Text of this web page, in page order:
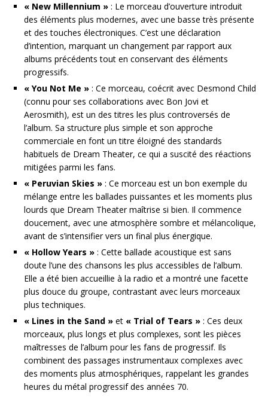
« New Millennium » : Le morceau d’ouverture introduit
des éléments plus modernes, avec une basse très présente
et des touches électroniques. C’est une déclaration
d’intention, marquant un changement par rapport aux
albums précédents tout en conservant des éléments
progressifs.
« You Not Me » : Ce morceau, coécrit avec Desmond Child
(connu pour ses collaborations avec Bon Jovi et
Aerosmith), est un des titres les plus controversés de
l’album. Sa structure plus simple et son approche
commerciale en font un titre éloigné des standards
habituels de Dream Theater, ce qui a suscité des réactions
mitigées parmi les fans.
« Peruvian Skies » : Ce morceau est un bon exemple du
mélange entre les ballades puissantes et les moments plus
lourds que Dream Theater maîtrise si bien. Il commence
doucement, avec une atmosphère sombre et mélancolique,
avant de s’intensifier vers un final plus énergique.
« Hollow Years » : Cette ballade acoustique est sans
doute l’une des chansons les plus accessibles de l’album.
Elle a été bien accueillie à la radio et a montré une facette
plus douce du groupe, contrastant avec leurs morceaux
plus techniques.
« Lines in the Sand » et « Trial of Tears » : Ces deux
morceaux, plus longs et plus complexes, sont les pièces
maîtresses de l’album pour les fans de progressif. Ils
combinent des passages instrumentaux complexes avec
des moments plus atmosphériques, rappelant les grandes
heures du métal progressif des années 70.